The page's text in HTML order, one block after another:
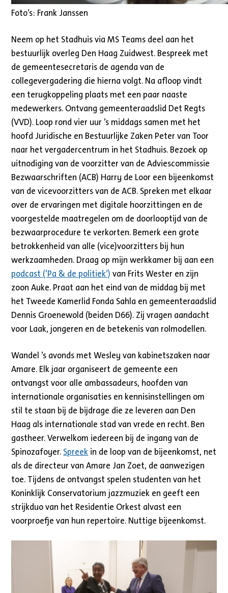
Foto’s: Frank Janssen
Neem op het Stadhuis via MS Teams deel aan het
bestuurlijk overleg Den Haag Zuidwest. Bespreek met
de gemeentesecretaris de agenda van de
collegevergadering die hierna volgt. Na afloop vindt
een terugkoppeling plaats met een paar naaste
medewerkers. Ontvang gemeenteraadslid Det Regts
(VVD). Loop rond vier uur ’s middags samen met het
hoofd Juridische en Bestuurlijke Zaken Peter van Toor
naar het vergadercentrum in het Stadhuis. Bezoek op
uitnodiging van de voorzitter van de Adviescommissie
Bezwaarschriften (ACB) Harry de Loor een bijeenkomst
van de vicevoorzitters van de ACB. Spreken met elkaar
over de ervaringen met digitale hoorzittingen en de
voorgestelde maatregelen om de doorlooptijd van de
bezwaarprocedure te verkorten. Bemerk een grote
betrokkenheid van alle (vice)voorzitters bij hun
werkzaamheden. Draag op mijn werkkamer bij aan een
podcast (‘Pa & de politiek’) van Frits Wester en zijn
zoon Auke. Praat aan het eind van de middag bij met
het Tweede Kamerlid Fonda Sahla en gemeenteraadslid
Dennis Groenewold (beiden D66). Zij vragen aandacht
voor Laak, jongeren en de betekenis van rolmodellen.
Wandel ’s avonds met Wesley van kabinetszaken naar
Amare. Elk jaar organiseert de gemeente een
ontvangst voor alle ambassadeurs, hoofden van
internationale organisaties en kennisinstellingen om
stil te staan bij de bijdrage die ze leveren aan Den
Haag als internationale stad van vrede en recht. Ben
gastheer. Verwelkom iedereen bij de ingang van de
Spinozafoyer. Spreek in de loop van de bijeenkomst, net
als de directeur van Amare Jan Zoet, de aanwezigen
toe. Tijdens de ontvangst spelen studenten van het
Koninklijk Conservatorium jazzmuziek en geeft een
strijkduo van het Residentie Orkest alvast een
voorproefje van hun repertoire. Nuttige bijeenkomst.